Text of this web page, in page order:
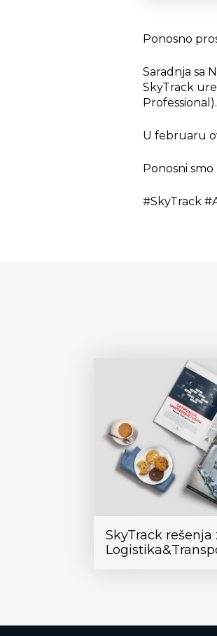
Ponosno
Saradnja sa
SkyTrack
Professional).
U februaru
Ponosni
#SkyTrack
SkyTrack rešenja